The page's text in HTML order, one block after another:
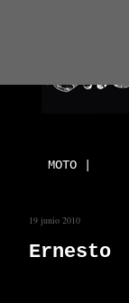
MOTO |
19 junio 2010
Ernesto